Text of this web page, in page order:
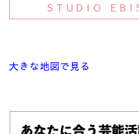
STUDIO
大きな地図で見る